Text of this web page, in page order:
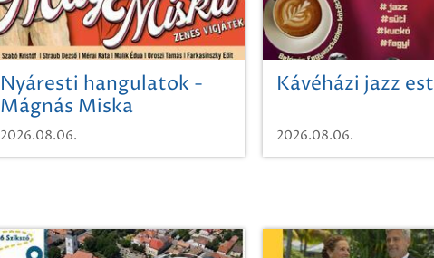
Nyáresti hangulatok -
Mágnás Miska
2026.08.06.
Kávéházi jazz est
2026.08.06.